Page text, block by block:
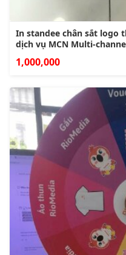
In standee chân sắt logo
dịch vụ MCN Multi-
1,000,000